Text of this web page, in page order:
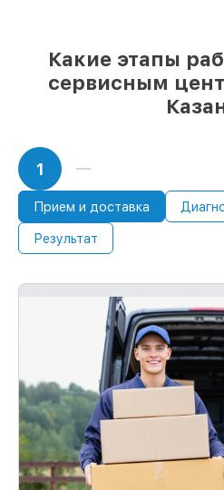
Какие этапы
сервисным
1
Прием и доставка
Результат